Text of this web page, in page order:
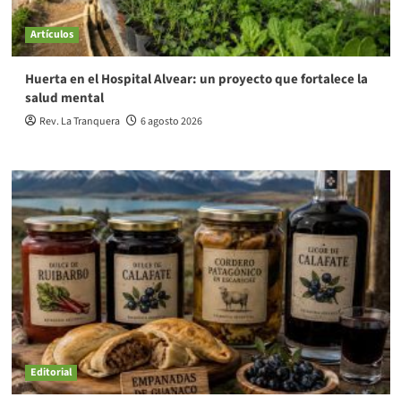
Artículos
Huerta en el Hospital Alvear: un proyecto que fortalece la
salud mental
Rev. La Tranquera 6 agosto 2026
Editorial